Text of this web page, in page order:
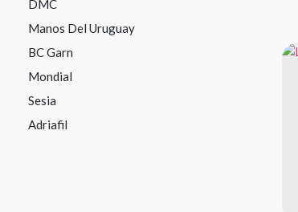
DMC
Manos Del Uruguay
BC Garn
Mondial
Sesia
Adriafil